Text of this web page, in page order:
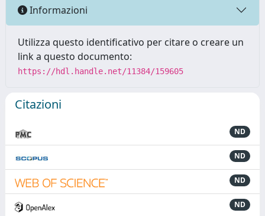
Informazioni
Utilizza questo identificativo per citare o creare un
link a questo documento:
https://hdl.handle.net/11384/159605
Citazioni
ND
ND
ND
ND